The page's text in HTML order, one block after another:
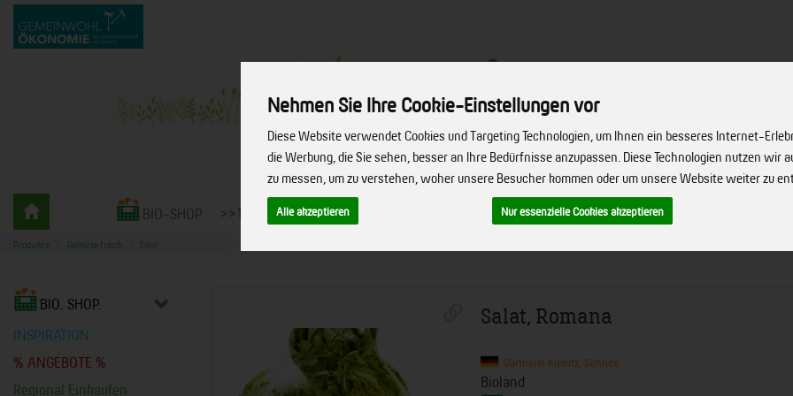
Nehmen Sie Ihre Cookie-Einstellungen vor
Diese Website verwendet Cookies und Targeting Technologien, um Ihnen ein besseres Internet-
die Werbung, die Sie sehen, besser an Ihre Bedürfnisse anzupassen. Diese Technologien nutzen wir
zu messen, um zu verstehen, woher unsere Besucher kommen oder um unsere Website weiter zu
Alle akzeptieren Nur essenzielle Cookies akzeptieren
Produkt
Gemüsekiste
bio.
vielfalt.
BIO-SHOP >>10% RABATT<< LIEFERSERVICE FIRMENSERVICE REZEPTE BIO-HÖFE
Produkte Gemüse frisch
BIO. SHOP.
INSPIRATION
% ANGEBOTE %
Regional Einkaufen
Salat, Romana
Gärtnerei Kiebitz, Sehnde
Bioland